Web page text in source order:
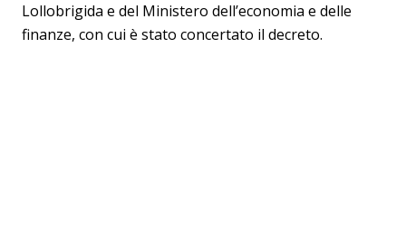
Lollobrigida e del Ministero dell’economia e delle
finanze, con cui è stato concertato il decreto.